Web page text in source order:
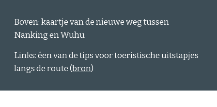
Boven: kaartje van de nieuwe weg tussen
Nanking en Wuhu
Links: éen van de tips voor toeristische uitstapjes
langs de route (bron)